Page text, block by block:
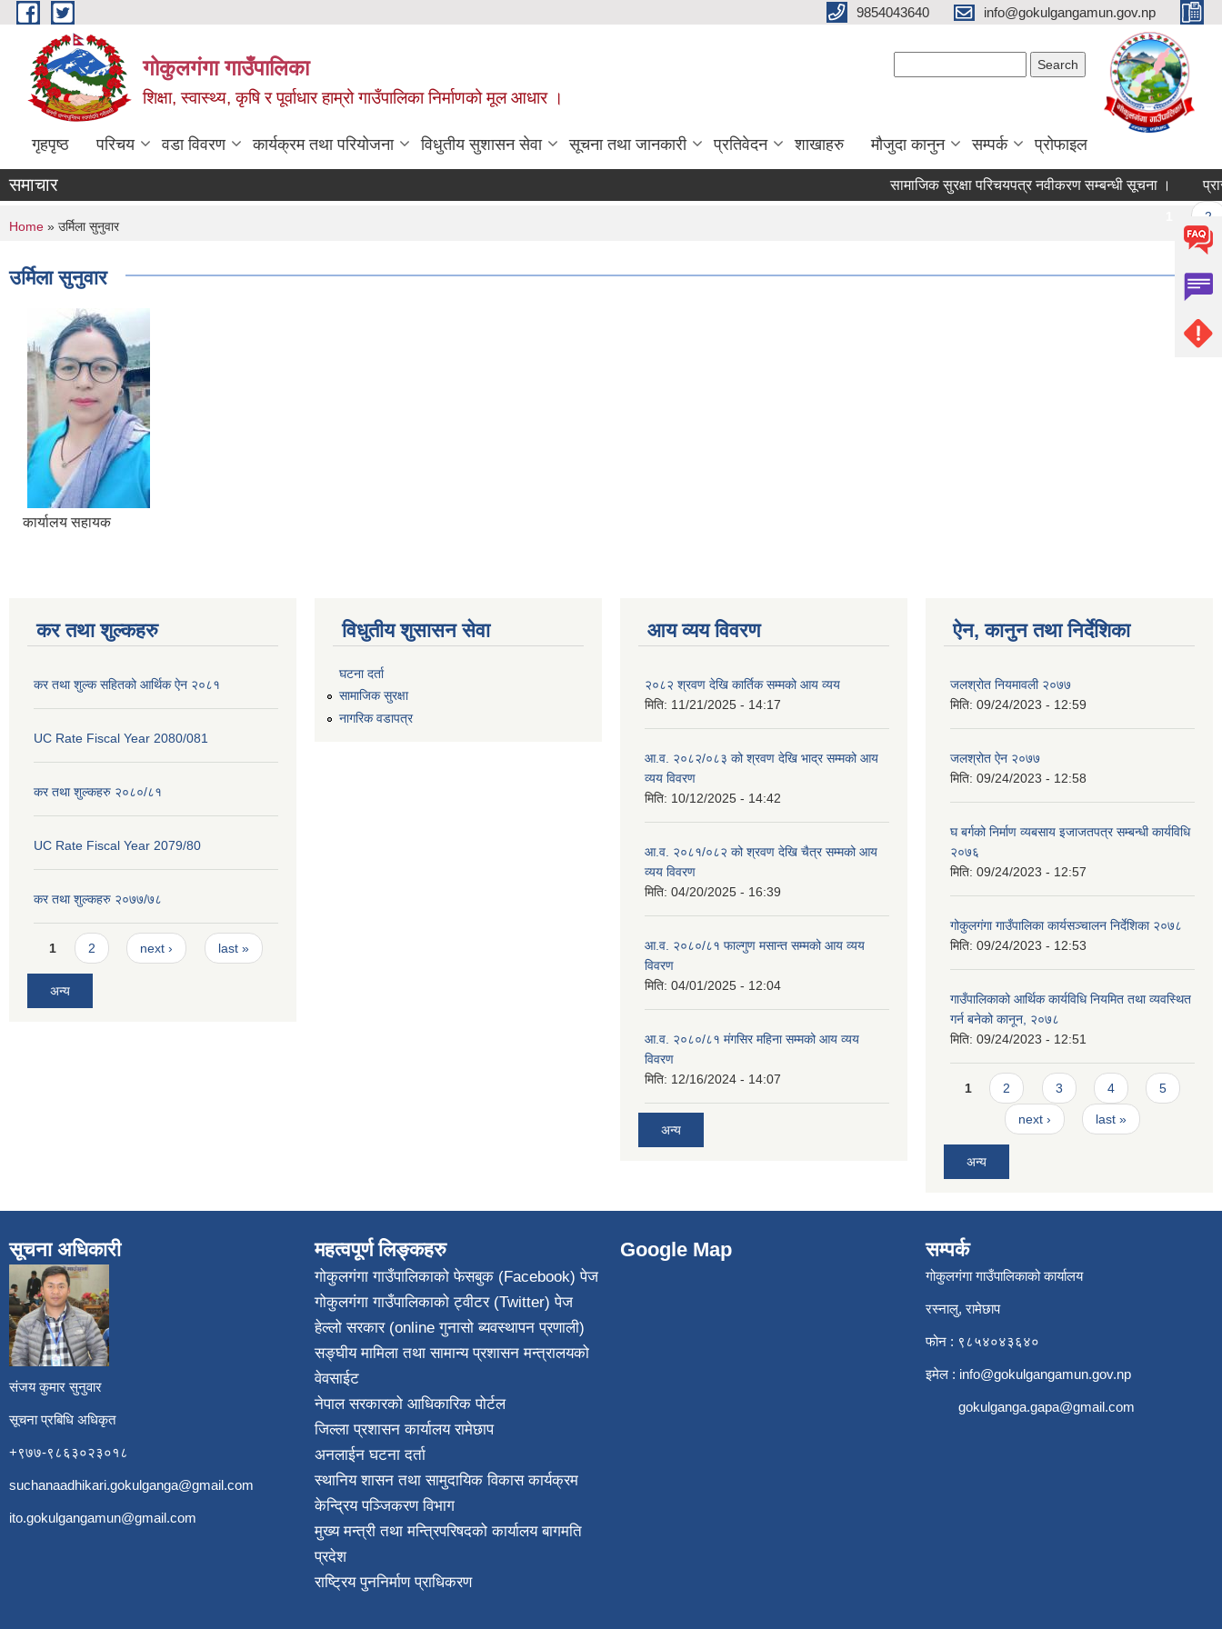
Skip to main content 9854043640 info@gokulgangamun.gov.np
गोकुलगंगा गाउँपालिका
शिक्षा, स्वास्थ्य, कृषि र पूर्वाधार हाम्रो गाउँपालिका निर्माणको मूल आधार ।
गृहपृष्ठ परिचय वडा विवरण कार्यक्रम तथा परियोजना विधुतीय सुशासन सेवा सूचना तथा जानकारी प्रतिवेदन शाखाहरु मौजुदा कानुन सम्पर्क प्रोफाइल
समाचार सामाजिक सुरक्षा परिचयपत्र नवीकरण सम्बन्धी सूचना ।
You are here
Home » उर्मिला सुनुवार
उर्मिला सुनुवार
कार्यालय सहायक
कर तथा शुल्कहरु
कर तथा शुल्क सहितको आर्थिक ऐन २०८१
UC Rate Fiscal Year 2080/081
कर तथा शुल्कहरु २०८०/८१
UC Rate Fiscal Year 2079/80
कर तथा शुल्कहरु २०७७/७८
Pages
1 2 next › last »
अन्य
विधुतीय शुसासन सेवा
घटना दर्ता
सामाजिक सुरक्षा
नागरिक वडापत्र
आय व्यय विवरण
२०८२ श्रवण देखि कार्तिक सम्मको आय व्यय
मिति: 11/21/2025 - 14:17
आ.व. २०८२/०८३ को श्रवण देखि भाद्र सम्मको आय
व्यय विवरण
मिति: 10/12/2025 - 14:42
आ.व. २०८१/०८२ को श्रवण देखि चैत्र सम्मको आय
व्यय विवरण
मिति: 04/20/2025 - 16:39
आ.व. २०८०/८१ फाल्गुण मसान्त सम्मको आय व्यय
विवरण
मिति: 04/01/2025 - 12:04
आ.व. २०८०/८१ मंगसिर महिना सम्मको आय व्यय
विवरण
मिति: 12/16/2024 - 14:07
अन्य
ऐन, कानुन तथा निर्देशिका
जलश्रोत नियमावली २०७७
मिति: 09/24/2023 - 12:59
जलश्रोत ऐन २०७७
मिति: 09/24/2023 - 12:58
घ बर्गको निर्माण व्यबसाय इजाजतपत्र सम्बन्धी कार्यविधि
२०७६
मिति: 09/24/2023 - 12:57
गोकुलगंगा गाउँपालिका कार्यसञ्चालन निर्देशिका २०७८
मिति: 09/24/2023 - 12:53
गाउँपालिकाको आर्थिक कार्यविधि नियमित तथा व्यवस्थित
गर्न बनेको कानून, २०७८
मिति: 09/24/2023 - 12:51
Pages
1 2 3 4 5
next › last »
अन्य
सूचना अधिकारी
संजय कुमार सुनुवार
सूचना प्रबिधि अधिकृत
+९७७-९८६३०२३०१८
suchanaadhikari.gokulganga@gmail.com
ito.gokulgangamun@gmail.com
महत्वपूर्ण लिङ्कहरु
गोकुलगंगा गाउँपालिकाको फेसबुक (Facebook) पेज
गोकुलगंगा गाउँपालिकाको ट्वीटर (Twitter) पेज
हेल्लो सरकार (online गुनासो ब्यवस्थापन प्रणाली)
सङ्घीय मामिला तथा सामान्य प्रशासन मन्त्रालयको
वेवसाईट
नेपाल सरकारको आधिकारिक पोर्टल
जिल्ला प्रशासन कार्यालय रामेछाप
अनलाईन घटना दर्ता
स्थानिय शासन तथा सामुदायिक विकास कार्यक्रम
केन्द्रिय पञ्जिकरण विभाग
मुख्य मन्त्री तथा मन्त्रिपरिषदको कार्यालय बागमति
प्रदेश
राष्ट्रिय पुननिर्माण प्राधिकरण
Google Map सम्पर्क
गोकुलगंगा गाउँपालिकाको कार्यालय
रस्नालु, रामेछाप
फोन : ९८५४०४३६४०
इमेल : info@gokulgangamun.gov.np
gokulganga.gapa@gmail.com